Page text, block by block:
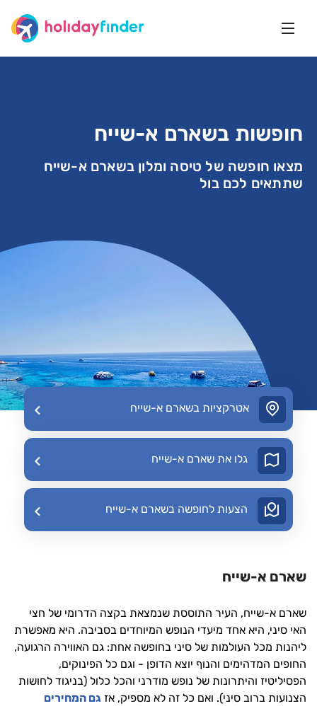
חופשות בשארם א-שייח
מצאו חופשה של טיסה ומלון בשארם א-שייח
שתתאים לכם בול
אטרקציות בשארם א-שייח
גלו את שארם א-שייח
הצעות לחופשה בשארם א-שייח
שארם א-שייח
שארם א-שייח, העיר התוססת שנמצאת בקצה הדרומי של חצי
האי סיני, היא אחד מיעדי הנופש המיוחדים בסביבה. היא מאפשרת
ליהנות מכל העולמות של סיני בחופשה אחת: גם האווירה הרגועה,
החופים המדהימים והנוף יוצא הדופן - וגם כל הפינוקים,
הפסיליטיז והיתרונות של נופש מודרני והכל כלול (בניגוד לחושות
הצנועות ברוב סיני). ואם כל זה לא מספיק, אז גם המחירים